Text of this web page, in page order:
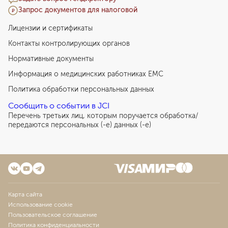
Запрос документов для налоговой
Лицензии и сертификаты
Контакты контролирующих органов
Нормативные документы
Информация о медицинских работниках EMC
Политика обработки персональных данных
Сообщить о событии в JCI
Перечень третьих лиц, которым поручается обработка/
передаются персональных (-е) данных (-е)
Карта сайта
Использование cookie
Пользовательское соглашение
Политика конфиденциальности